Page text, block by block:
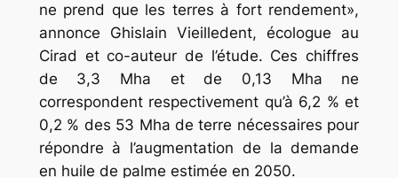
ne prend que les terres à fort rendement»,
annonce Ghislain Vieilledent, écologue au
Cirad et co-auteur de l’étude. Ces chiffres
de 3,3 Mha et de 0,13 Mha ne
correspondent respectivement qu’à 6,2 % et
0,2 % des 53 Mha de terre nécessaires pour
répondre à l’augmentation de la demande
en huile de palme estimée en 2050.